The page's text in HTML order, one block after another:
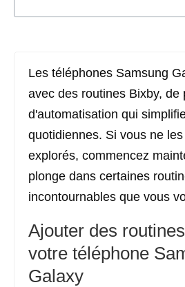
Les téléphones Samsung
avec des routines Bixby, de
d'automatisation qui
quotidiennes. Si vous ne
explorés, commencez
plonge dans certaines
incontournables que vous
Ajouter des
votre téléphone
Galaxy